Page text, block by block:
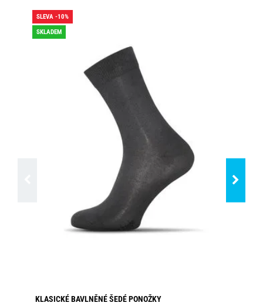
SLEVA -10%
SKLADEM
KLASICKÉ BAVLNĚNÉ ŠEDÉ PONOŽKY